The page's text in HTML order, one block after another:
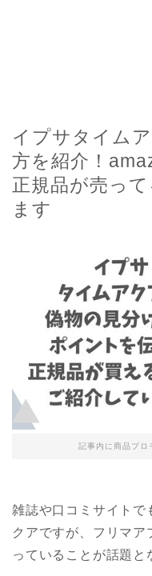
イプサタイム
方を紹介！
正規品が売っ
ます
記事内に商品プロ
雑誌や口コミサイトで
クアですが、フリマア
っていることが話題と